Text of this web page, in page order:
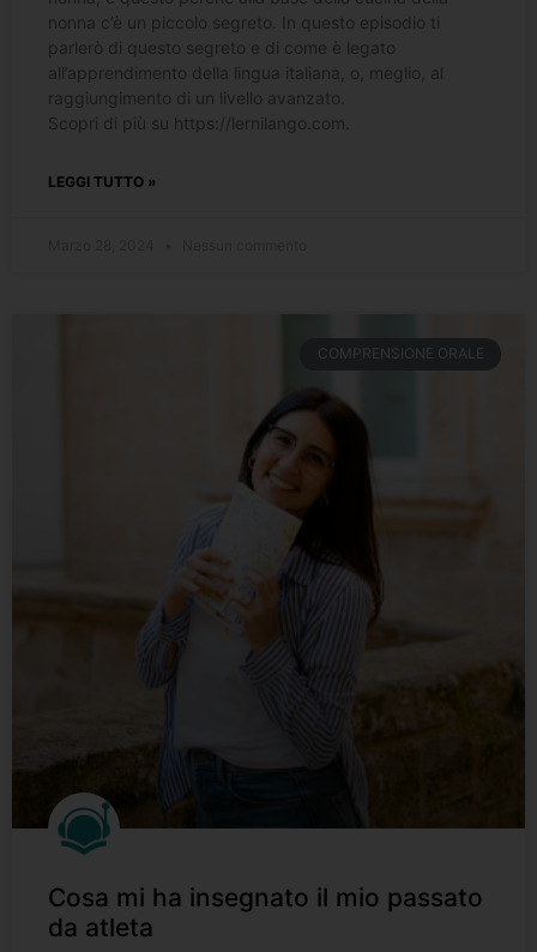
nonna c’è un piccolo segreto. In questo episodio ti
parlerò di questo segreto e di come è legato
all’apprendimento della lingua italiana, o, meglio, al
raggiungimento di un livello avanzato.
Scopri di più su https://lernilango.com.
LEGGI TUTTO »
COMPRENSIONE ORALE
Cosa mi ha insegnato il mio passato
da atleta